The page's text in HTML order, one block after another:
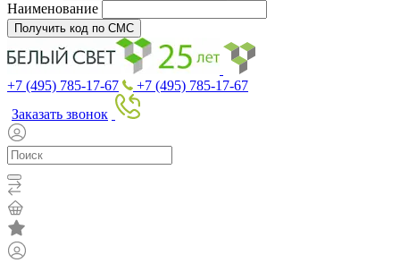
Наименование
Получить код по СМС
+7 (495) 785-17-67
+7 (495) 785-17-67
Заказать звонок